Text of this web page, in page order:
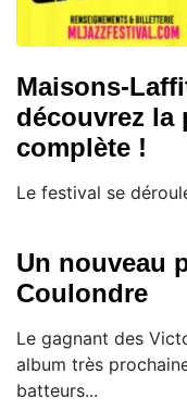
Maisons-
découvrez la
complète !
Le festival se
Un nouveau
Coulondre
Le gagnant des
album très
batteurs...